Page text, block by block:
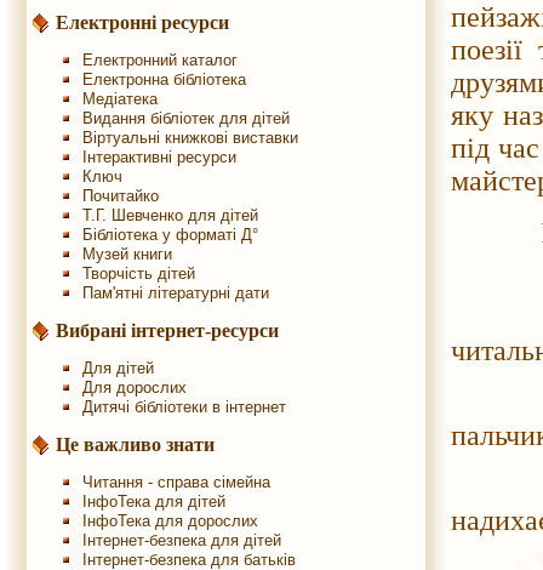
Електронні ресурси
Електронний каталог
Електронна бібліотека
Медіатека
Видання бібліотек для дітей
Віртуальні книжкові виставки
Інтерактивні ресурси
Ключ
Почитайко
Т.Г. Шевченко для дітей
Бібліотека у форматі Д°
Музей книги
Творчість дітей
Пам'ятні літературні дати
Вибрані інтернет-ресурси
Для дітей
Для дорослих
Дитячі бібліотеки в інтернет
Це важливо знати
Читання - справа сімейна
ІнфоТека для дітей
ІнфоТека для дорослих
Інтернет-безпека для дітей
Інтернет-безпека для батьків
яку
під